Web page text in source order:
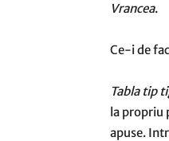
Vrancea.
Ce-i de
Tabla tip
la propriu
apuse.